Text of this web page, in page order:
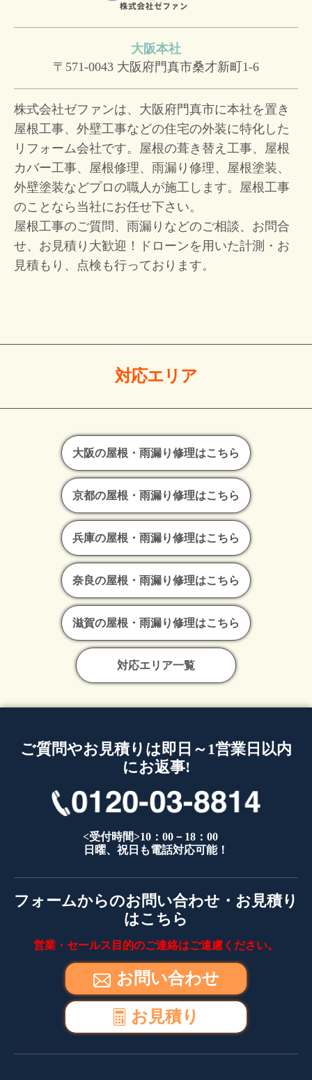
大阪本社
〒571-0043 大阪府門真市桑才新町1-6
株式会社ゼファンは、大阪府門真市に本社を置き
屋根工事、外壁工事などの住宅の外装に特化した
リフォーム会社です。屋根の葺き替え工事、屋根
カバー工事、屋根修理、雨漏り修理、屋根塗装、
外壁塗装などプロの職人が施工します。屋根工事
のことなら当社にお任せ下さい。
屋根工事のご質問、雨漏りなどのご相談、お問合
せ、お見積り大歓迎！
ドローンを用いた計測・お
見積もり、点検も行っております。
対応エリア
大阪の屋根・雨漏り修理はこちら
京都の屋根・雨漏り修理はこちら
兵庫の屋根・雨漏り修理はこちら
奈良の屋根・雨漏り修理はこちら
滋賀の屋根・雨漏り修理はこちら
対応エリア一覧
ご質問やお見積りは即日～1営業日以内
にお返事!
<受付時間>10：00－18：00
日曜、祝日も電話対応可能！
フォームからのお問い合わせ・お見積り
はこちら
営業・セールス目的のご連絡はご遠慮ください。
お問い合わせ
お見積り